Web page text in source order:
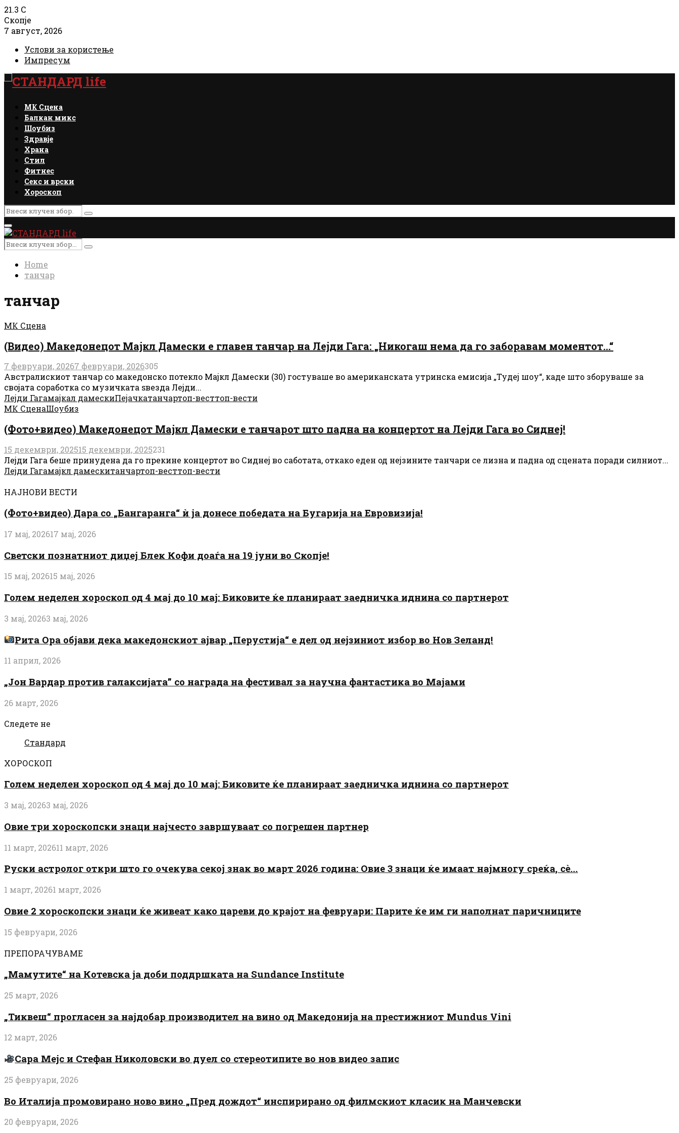
21.3 C
Скопје
7 август, 2026
Услови за користење
Импресум
Facebook
Instagram
Email
Rss
МК Сцена
Балкан микс
Шоубиз
Здравје
Храна
Стил
Фитнес
Секс и врски
Хороскоп
Search
for:
Search
Primary
Menu
Search
for:
Search
Home
танчар
танчар
МК Сцена
(Видео) Македонецот Мајкл Дамески е главен танчар на Лејди Гага: „Никогаш нема да го заборавам моментот…“
7 февруари, 20267 февруари, 2026305
Австралискиот танчар со македонско потекло Мајкл Дамески (30) гостуваше во американската утринска емисија „Тудеј шоу“, каде што зборуваше за
својата соработка со музичката ѕвезда Лејди...
Лејди Гагамајкал дамескиПејачкатанчартоп-весттоп-вести
МК СценаШоубиз
(Фото+видео) Македонецот Мајкл Дамески е танчарот што падна на концертот на Лејди Гага во Сиднеј!
15 декември, 202515 декември, 2025231
Лејди Гага беше принудена да го прекине концертот во Сиднеј во саботата, откако еден од нејзините танчари се лизна и падна од сцената поради силниот...
Лејди Гагамајкл дамескитанчартоп-весттоп-вести
НАЈНОВИ ВЕСТИ
(Фото+видео) Дара со „Бангаранга“ ѝ ја донесе победата на Бугарија на Евровизија!
17 мај, 202617 мај, 2026
Светски познатниот диџеј Блек Кофи доаѓа на 19 јуни во Скопје!
15 мај, 202615 мај, 2026
Голем неделен хороскоп од 4 мај до 10 мај: Биковите ќе планираат заедничка иднина со партнерот
3 мај, 20263 мај, 2026
Рита Ора објави дека македонскиот ајвар „Перустија“ е дел од нејзиниот избор во Нов Зеланд!
11 април, 2026
„Јон Вардар против галаксијата” со награда на фестивал за научна фантастика во Мајами
26 март, 2026
Следете не
Стандард
ХОРОСКОП
Голем неделен хороскоп од 4 мај до 10 мај: Биковите ќе планираат заедничка иднина со партнерот
3 мај, 20263 мај, 2026
Овие три хороскопски знаци најчесто завршуваат со погрешен партнер
11 март, 202611 март, 2026
Руски астролог откри што го очекува секој знак во март 2026 година: Овие 3 знаци ќе имаат најмногу среќа, сè...
1 март, 20261 март, 2026
Овие 2 хороскопски знаци ќе живеат како цареви до крајот на февруари: Парите ќе им ги наполнат паричниците
15 февруари, 2026
ПРЕПОРАЧУВАМЕ
„Мамутите“ на Котевска ја доби поддршката на Sundance Institute
25 март, 2026
„Тиквеш“ прогласен за најдобар производител на вино од Македонија на престижниот Mundus Vini
12 март, 2026
Сара Мејс и Стефан Николовски во дуел со стереотипите во нов видео запис
25 февруари, 2026
Во Италија промовирано ново вино „Пред дождот“ инспирирано од филмскиот класик на Манчевски
20 февруари, 2026